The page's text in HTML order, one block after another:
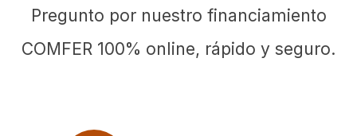
Pregunto por nuestro financiamiento
COMFER 100% online, rápido y seguro.